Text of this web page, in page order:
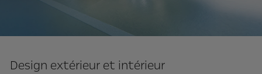
Design extérieur et intérieur